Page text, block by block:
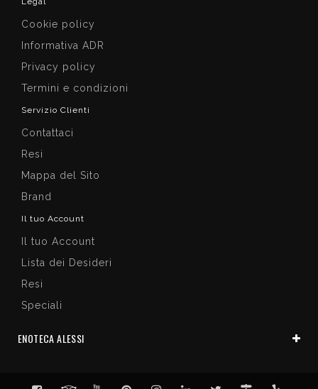
Cookie policy
Informativa ADR
Privacy policy
Termini e condizioni
Servizio Clienti
Contattaci
Resi
Mappa del Sito
Brand
Il tuo Account
Il tuo Account
Lista dei Desideri
Resi
Speciali
ENOTECA ALESSI